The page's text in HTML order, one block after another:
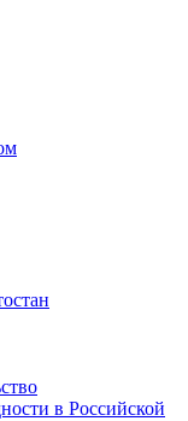
в Российской